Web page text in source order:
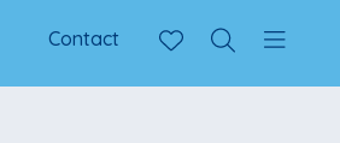
Contact